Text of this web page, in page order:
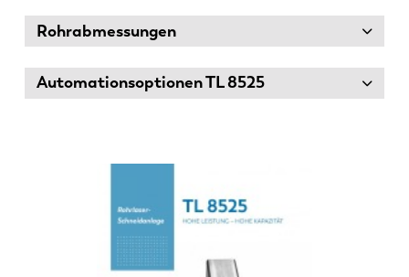
Rohrabmessungen
Automationsoptionen TL 8525
NL